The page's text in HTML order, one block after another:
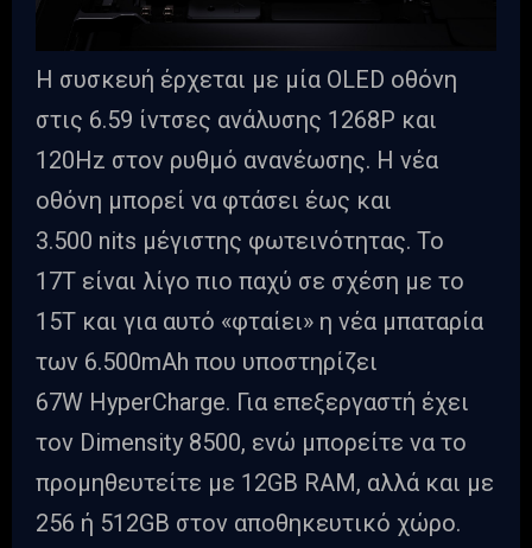
Η συσκευή έρχεται με μία OLED οθόνη
στις 6.59 ίντσες ανάλυσης 1268P και
120Hz στον ρυθμό ανανέωσης. Η νέα
οθόνη μπορεί να φτάσει έως και
3.500 nits μέγιστης φωτεινότητας. Το
17T είναι λίγο πιο παχύ σε σχέση με το
15T και για αυτό «φταίει» η νέα μπαταρία
των 6.500mAh που υποστηρίζει
67W HyperCharge. Για επεξεργαστή έχει
τον Dimensity 8500, ενώ μπορείτε να το
προμηθευτείτε με 12GB RAM, αλλά και με
256 ή 512GB στον αποθηκευτικό χώρο.